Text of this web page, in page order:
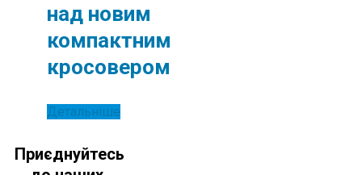
над новим
компактним
кросовером
Детальніше
Приєднуйтесь